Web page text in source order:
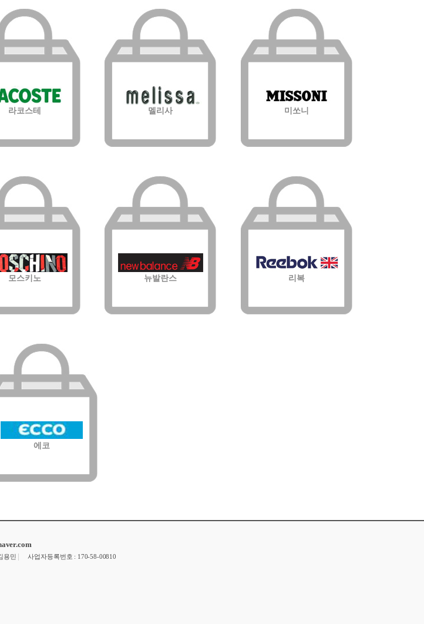
라코스테 멜리사 미쏘니
모스키노 뉴발란스 리복
에코
용민 | 사업자등록번호 : 170-58-00810